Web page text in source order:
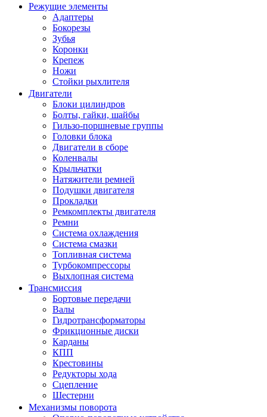
Режущие элементы
Адаптеры
Бокорезы
Зубья
Коронки
Крепеж
Ножи
Стойки рыхлителя
Двигатели
Блоки цилиндров
Болты, гайки, шайбы
Гильзо-поршневые группы
Головки блока
Двигатели в сборе
Коленвалы
Крыльчатки
Натяжители ремней
Подушки двигателя
Прокладки
Ремкомплекты двигателя
Ремни
Система охлаждения
Система смазки
Топливная система
Турбокомпрессоры
Выхлопная система
Трансмиссия
Бортовые передачи
Валы
Гидротрансформаторы
Фрикционные диски
Карданы
КПП
Крестовины
Редукторы хода
Сцепление
Шестерни
Механизмы поворота